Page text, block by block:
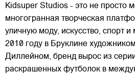
Kidsuper Studios - это не просто
многогранная творческая
уличную моду, искусство, спорт
2010 году в Бруклине
Диллейном, бренд вырос из
раскрашенных футболок в